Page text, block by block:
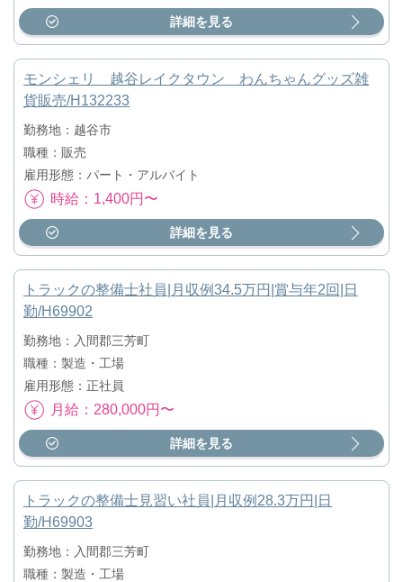
詳細を見る
モンシェリ 越谷レイクタウン わんちゃんグッズ雑
貨販売/H132233
勤務地：越谷市
職種：販売
雇用形態：パート・アルバイト
時給：1,400円〜
詳細を見る
トラックの整備士社員|月収例34.5万円|賞与年2回|日
勤/H69902
勤務地：入間郡三芳町
職種：製造・工場
雇用形態：正社員
月給：280,000円〜
詳細を見る
トラックの整備士見習い社員|月収例28.3万円|日
勤/H69903
勤務地：入間郡三芳町
職種：製造・工場